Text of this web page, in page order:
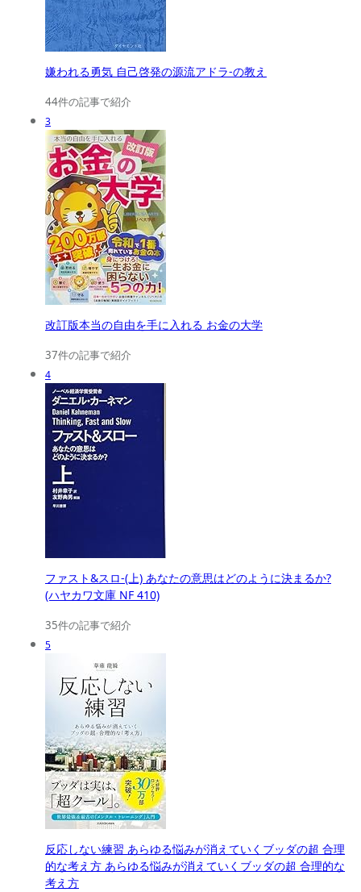
嫌われる勇気 自己啓発の源流アドラ-の教え
44件の記事で紹介
3
改訂版本当の自由を手に入れる お金の大学
37件の記事で紹介
4
ファスト&スロ-(上) あなたの意思はどのように決まるか?
(ハヤカワ文庫 NF 410)
35件の記事で紹介
5
反応しない練習 あらゆる悩みが消えていくブッダの超 合理
的な考え方 あらゆる悩みが消えていくブッダの超 合理的な
考え方